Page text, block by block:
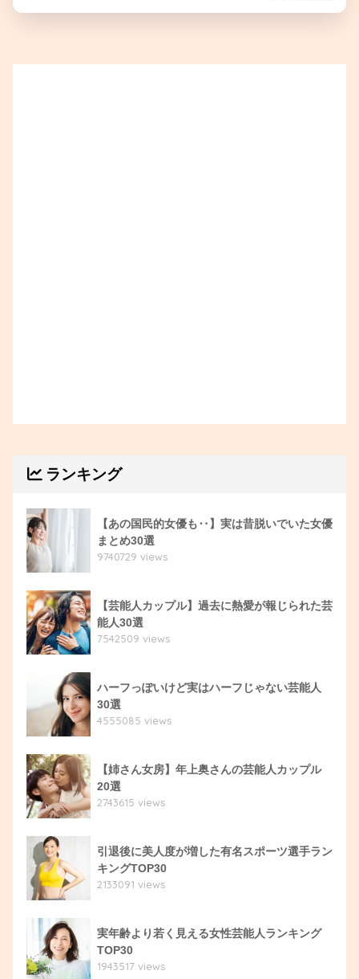
ランキング
【あの国民的女優も‥】実は昔脱いでいた女優
まとめ30選
9740729 views
【芸能人カップル】過去に熱愛が報じられた芸
能人30選
7542509 views
ハーフっぽいけど実はハーフじゃない芸能人
30選
4555085 views
【姉さん女房】年上奥さんの芸能人カップル
20選
2743615 views
引退後に美人度が増した有名スポーツ選手ラン
キングTOP30
2133091 views
実年齢より若く見える女性芸能人ランキング
TOP30
1943517 views